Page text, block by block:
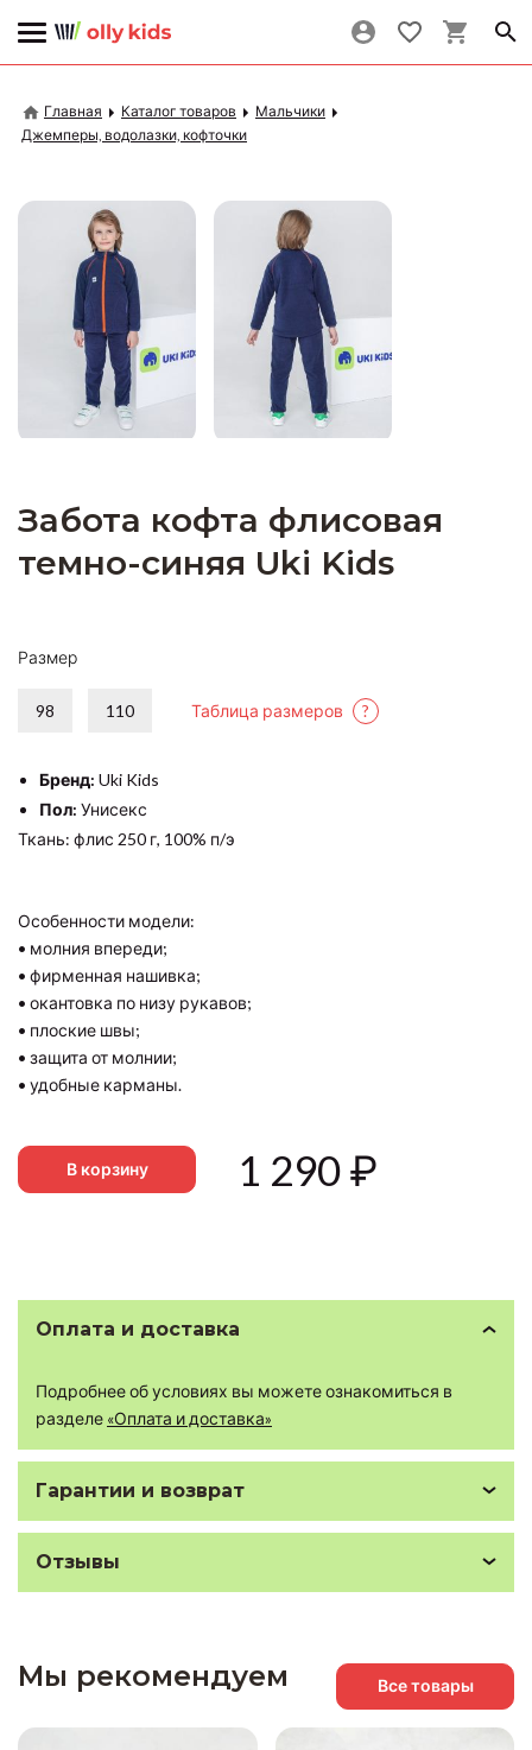
Главная Каталог товаров
Мальчики
Джемперы, водолазки, кофточки
Забота кофта флисовая
темно-синяя Uki Kids
Размер
98 110 Таблица размеров ?
Бренд: Uki Kids
Пол: Унисекс
Ткань: флис 250 г, 100% п/э
Особенности модели:
• молния впереди;
• фирменная нашивка;
• окантовка по низу рукавов;
• плоские швы;
• защита от молнии;
• удобные карманы.
В корзину 1 290₽
Оплата и доставка
Подробнее об условиях вы можете ознакомиться в
разделе «Оплата и доставка»
Гарантии и возврат
Отзывы
Мы рекомендуем Все товары